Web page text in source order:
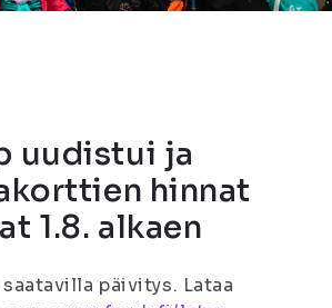
uudistui ja
hinnat
1.8. alkaen
päivitys. Lataa